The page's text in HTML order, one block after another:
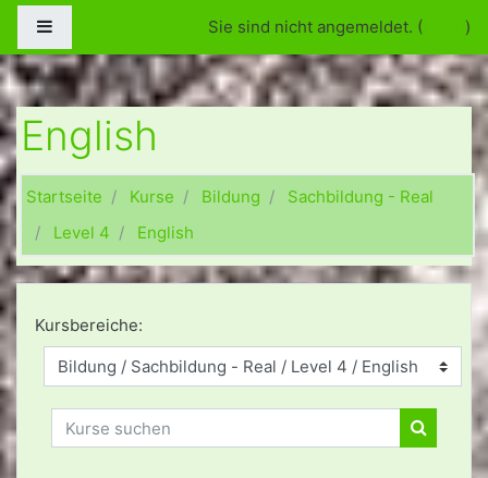
Zum Hauptinhalt
Sie sind nicht angemeldet. ( )
English
Startseite Kurse Bildung
Sachbildung - Real
Level 4
English
Kursbereiche:
Kurse suchen
Kurse